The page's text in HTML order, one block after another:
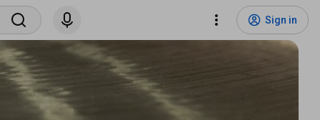
Sign in